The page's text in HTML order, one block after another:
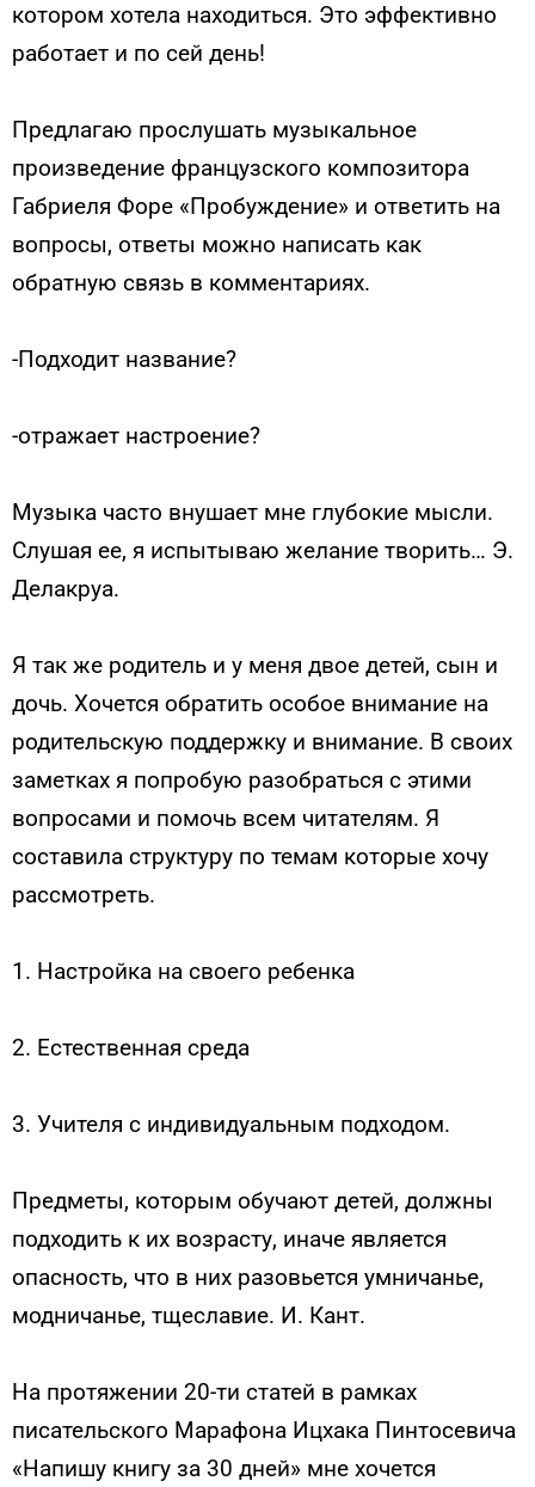
котором хотела находиться. Это эффективно
работает и по сей день!
Предлагаю прослушать музыкальное
произведение французского композитора
Габриеля Форе «Пробуждение» и ответить на
вопросы, ответы можно написать как
обратную связь в комментариях.
-Подходит название?
-отражает настроение?
Музыка часто внушает мне глубокие мысли.
Слушая ее, я испытываю желание творить… Э.
Делакруа.
Я так же родитель и у меня двое детей, сын и
дочь. Хочется обратить особое внимание на
родительскую поддержку и внимание. В своих
заметках я попробую разобраться с этими
вопросами и помочь всем читателям. Я
составила структуру по темам которые хочу
рассмотреть.
1. Настройка на своего ребенка
2. Естественная среда
3. Учителя с индивидуальным подходом.
Предметы, которым обучают детей, должны
подходить к их возрасту, иначе является
опасность, что в них разовьется умничанье,
модничанье, тщеславие. И. Кант.
На протяжении 20-ти статей в рамках
писательского Марафона Ицхака Пинтосевича
«Напишу книгу за 30 дней» мне хочется